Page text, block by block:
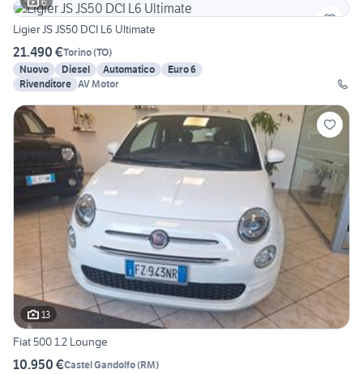
Ligier JS JS50 DCI L6 Ultimate
21.490 €Torino(TO)
Nuovo
Diesel Automatico
Euro 6
Rivenditore AV Motor
13
Fiat 500 1.2 Lounge
10.950 €Castel Gandolfo(RM)